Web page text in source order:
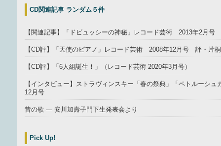
CD関連記事 ランダム５件
【関連記事】「ドビュッシーの神秘」レコード芸術 2013年2月号
【CD評】「天使のピアノ」レコード芸術 2008年12月号 評・片
【CD評】「6人組誕生！」（レコード芸術 2020年3月号）
【インタビュー】ストラヴィンスキー「春の祭典」「ペトルーシュ
12月号
昔の歌 ― 安川加壽子門下生発表会より
Pick Up!